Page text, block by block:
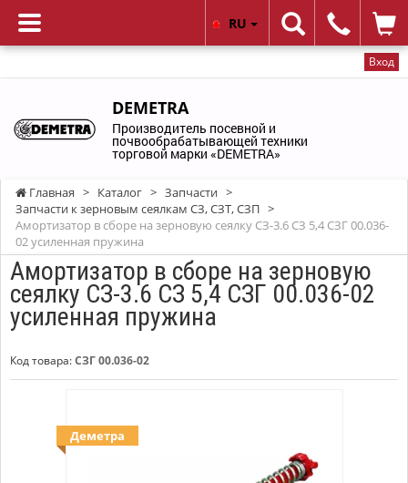
Вход
RU
DEMETRA
Производитель посевной и
почвообрабатывающей техники
торговой марки «DEMETRA»
Главная > Каталог > Запчасти >
Запчасти к зерновым сеялкам СЗ, СЗТ, СЗП >
Амортизатор в сборе на зерновую сеялку СЗ-3.6 СЗ 5,4 СЗГ 00.036-
02 усиленная пружина
Амортизатор в сборе на зерновую
сеялку СЗ-3.6 СЗ 5,4 СЗГ 00.036-02
усиленная пружина
Код товара:СЗГ 00.036-02
Деметра